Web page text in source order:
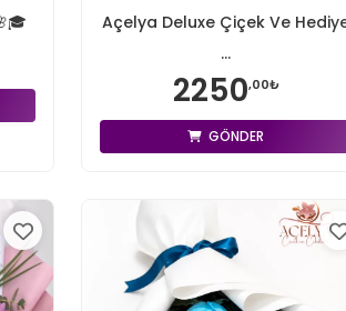
Açelya Deluxe Çiçek Ve
...
2250,00₺
GÖNDER